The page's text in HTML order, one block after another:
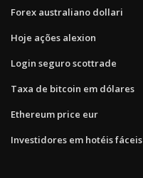
Forex australiano dollari
Hoje ações alexion
Login seguro scottrade
Taxa de bitcoin em dólares
Ethereum price eur
Investidores em hotéis fáceis